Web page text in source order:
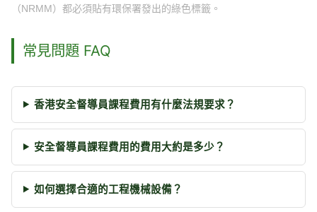
（NRMM）都必須貼有環保署發出的綠色標籤。
常見問題 FAQ
香港安全督導員課程費用有什麼法規要求？
安全督導員課程費用的費用大約是多少？
如何選擇合適的工程機械設備？